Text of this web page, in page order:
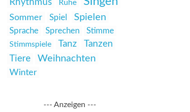
Rhythmus Ruhe
Sommer Spiel Spielen
Sprache Sprechen Stimme
Stimmspiele Tanz
Tanzen
Tiere
Weihnachten
Winter
--- Anzeigen ---